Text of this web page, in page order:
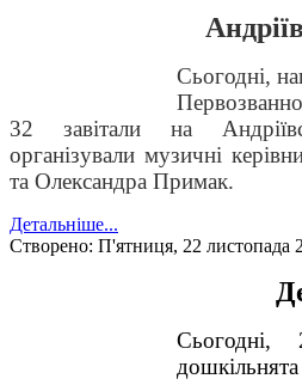
Сьогодні,
32 завітали на
організували музичні
та Олександра Примак.
Детальніше...
Створено: П'ятниця, 22 листопада
Сьогодні,